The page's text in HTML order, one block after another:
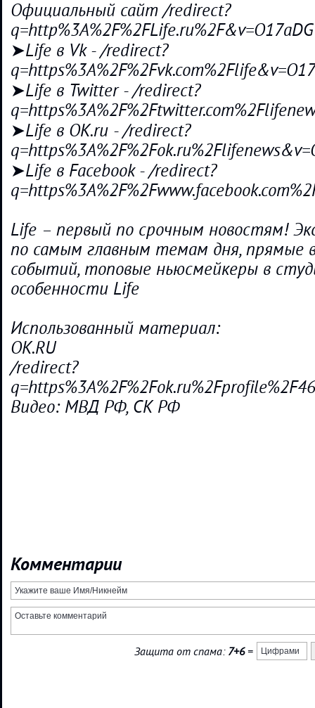
Официальный сайт /redirect?
➤Life в Vk - /redirect?
➤Life в Twitter - /redirect?
➤Life в OK.ru - /redirect?
➤Life в Facebook - /redirect?
Life – первый по срочным новостям!
по самым главным темам дня, прямые
событий, топовые ньюсмейкеры в
особенности Life
Использованный материал:
OK.RU
/redirect?
Видео: МВД РФ, СК РФ
Комментарии
Защита от спама: 7+6=